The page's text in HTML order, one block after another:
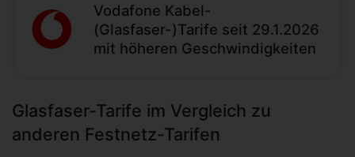
Vodafone Kabel-
(Glasfaser-)Tarife seit 29.1.2026
mit höheren Geschwindigkeiten
Glasfaser-Tarife im Vergleich zu
anderen Festnetz-Tarifen